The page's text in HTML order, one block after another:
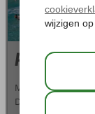
Portals
Mallorca is één
De witte